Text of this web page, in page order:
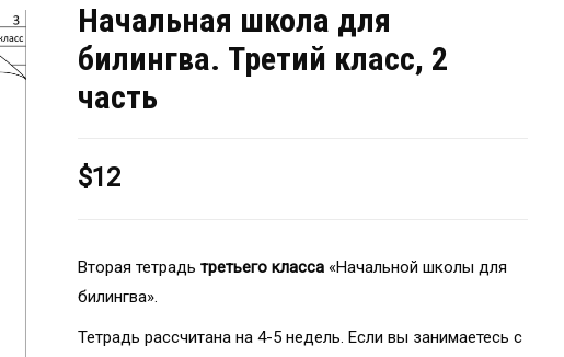
Начальная школа для
билингва. Третий класс, 2
часть
$12
Вторая тетрадь третьего класса «Начальной школы для
билингва».
Тетрадь рассчитана на 4-5 недель. Если вы занимаетесь с